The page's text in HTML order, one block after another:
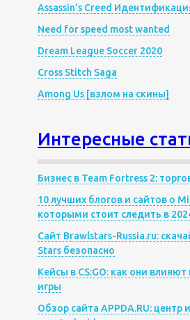
Assassin’s Creed
Need for speed most wanted
Dream League Soccer 2020
Cross Stitch Saga
Among Us [взлом на скины]
Интересные
Бизнес в Team Fortress 2:
10 лучших блогов и сайтов о
которыми стоит следить в
Сайт Brawlstars-Russia.ru:
Stars безопасно
Кейсы в CS:GO: как они
игры
Обзор сайта APPDA.RU: центр